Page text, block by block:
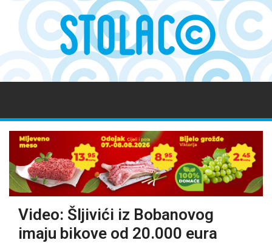
Video: Šljivići iz Bobanovog
imaju bikove od 20.000 eura